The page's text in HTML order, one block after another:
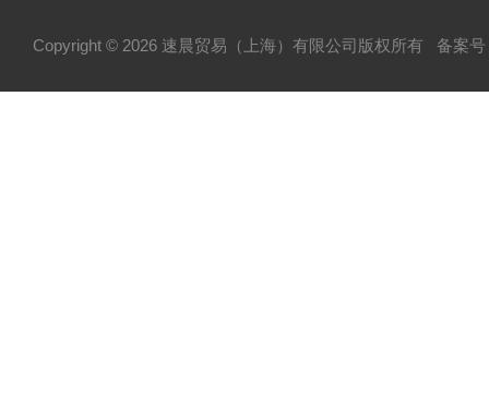
Copyright © 2026 速晨贸易（上海）有限公司版权所有 备案号